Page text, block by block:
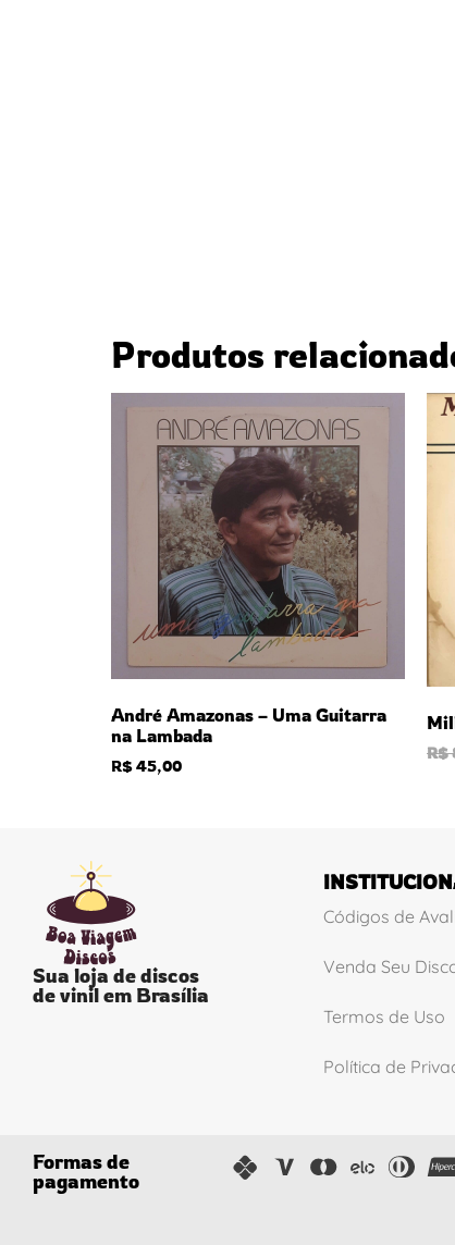
Produtos
André Amazonas – Uma Guitarra
na Lambada
R$45,00
R$
Sua loja de discos
de vinil em Brasília
Códigos de
Venda Seu
Termos de Uso
Política de
Formas de
pagamento